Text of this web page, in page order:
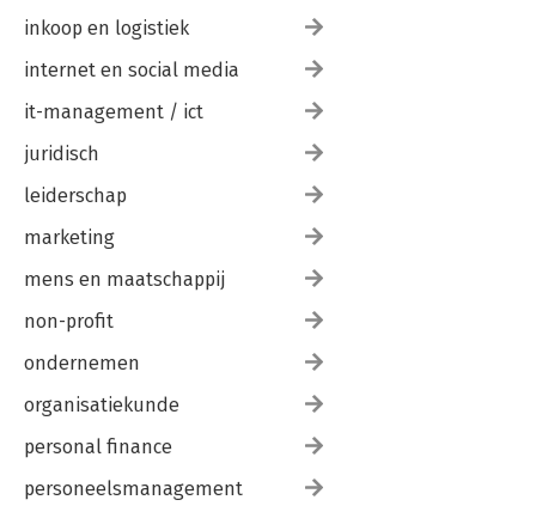
inkoop en logistiek
internet en social media
it-management / ict
juridisch
leiderschap
marketing
mens en maatschappij
non-profit
ondernemen
organisatiekunde
personal finance
personeelsmanagement